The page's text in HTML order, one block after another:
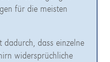
für die meisten
dadurch, dass einzelne
widersprüchliche